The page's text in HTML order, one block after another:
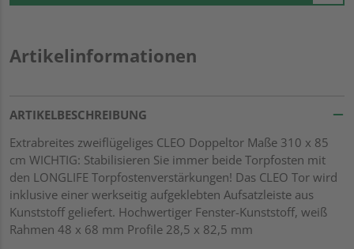
Artikelinformationen
ARTIKELBESCHREIBUNG
Extrabreites zweiflügeliges CLEO Doppeltor Maße 310 x 85
cm WICHTIG: Stabilisieren Sie immer beide Torpfosten mit
den LONGLIFE Torpfostenverstärkungen! Das CLEO Tor wird
inklusive einer werkseitig aufgeklebten Aufsatzleiste aus
Kunststoff geliefert. Hochwertiger Fenster-Kunststoff, weiß
Rahmen 48 x 68 mm Profile 28,5 x 82,5 mm